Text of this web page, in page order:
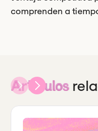
comprenden a
Artículos